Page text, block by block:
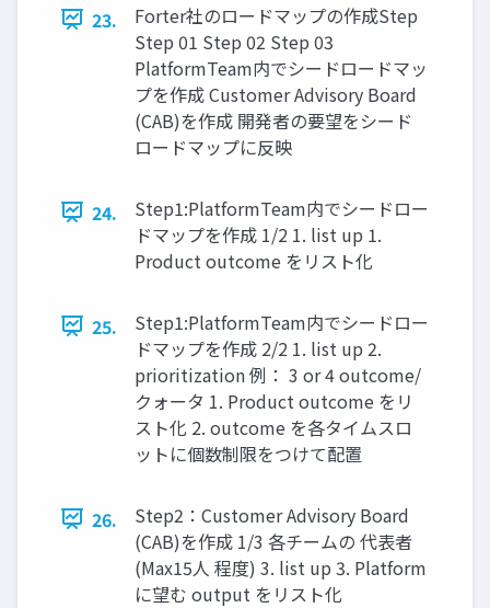
23.
Forter社のロードマップの作成Step
Step 01 Step 02 Step 03
PlatformTeam内でシードロードマッ
プを作成 Customer Advisory Board
(CAB)を作成 開発者の要望をシード
ロードマップに反映
24.
Step1:PlatformTeam内でシードロー
ドマップを作成 1/2 1. list up 1.
Product outcome をリスト化
25.
Step1:PlatformTeam内でシードロー
ドマップを作成 2/2 1. list up 2.
prioritization 例： 3 or 4 outcome/
クォータ 1. Product outcome をリ
スト化 2. outcome を各タイムスロ
ットに個数制限をつけて配置
26.
Step2：Customer Advisory Board
(CAB)を作成 1/3 各チームの 代表者
(Max15人 程度) 3. list up 3. Platform
に望む output をリスト化